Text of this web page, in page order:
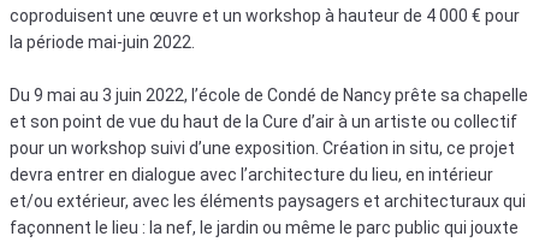
coproduisent une œuvre et un workshop à hauteur de 4 000 € pour
la période mai-juin 2022.
Du 9 mai au 3 juin 2022, l’école de Condé de Nancy prête sa chapelle
et son point de vue du haut de la Cure d’air à un artiste ou collectif
pour un workshop suivi d’une exposition. Création in situ, ce projet
devra entrer en dialogue avec l’architecture du lieu, en intérieur
et/ou extérieur, avec les éléments paysagers et architecturaux qui
façonnent le lieu : la nef, le jardin ou même le parc public qui jouxte